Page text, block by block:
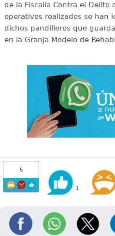
de la Fiscalía Contra el Delito
operativos realizados se han
dichos pandilleros que
en la Granja Modelo de
5
1